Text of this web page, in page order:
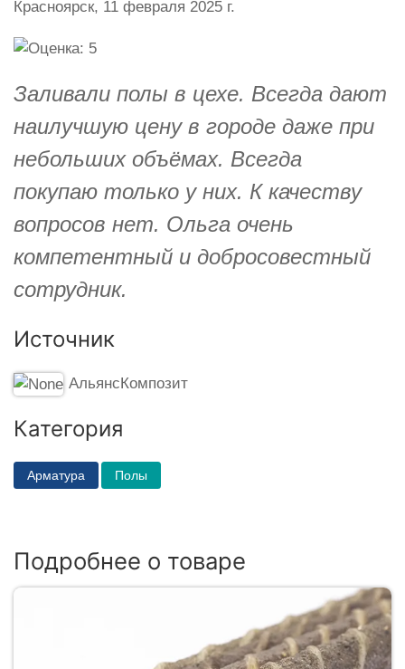
Красноярск, 11 февраля 2025 г.
Заливали полы в цехе. Всегда дают
наилучшую цену в городе даже при
небольших объёмах. Всегда
покупаю только у них. К качеству
вопросов нет. Ольга очень
компетентный и добросовестный
сотрудник.
Источник
АльянсКомпозит
Категория
Арматура Полы
Подробнее о товаре